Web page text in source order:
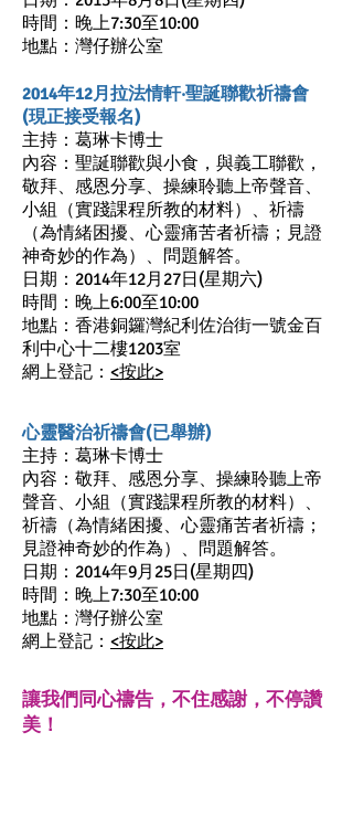
時間：晚上7:30至10:00
地點：灣仔辦公室
2014年12月拉法情軒‧聖誕聯歡祈禱會
(現正接受報名)
主持：葛琳卡博士
內容：聖誕聯歡與小食，與義工聯歡，
敬拜、感恩分享、操練聆聽上帝聲音、
小組（實踐課程所教的材料）、祈禱
（為情緒困擾、心靈痛苦者祈禱；見證
神奇妙的作為）、問題解答。
日期：2014年12月27日(星期六)
時間：晚上6:00至10:00
地點：香港銅鑼灣紀利佐治街一號金百
利中心十二樓1203室
網上登記： <按此>
心靈醫治祈禱會(已舉辦)
主持：葛琳卡博士
內容：敬拜、感恩分享、操練聆聽上帝
聲音、小組（實踐課程所教的材料）、
祈禱（為情緒困擾、心靈痛苦者祈禱；
見證神奇妙的作為）、問題解答。
日期：2014年9月25日(星期四)
時間：晚上7:30至10:00
地點：灣仔辦公室
網上登記： <按此>
讓我們同心禱告，不住感謝，不停讚
美！